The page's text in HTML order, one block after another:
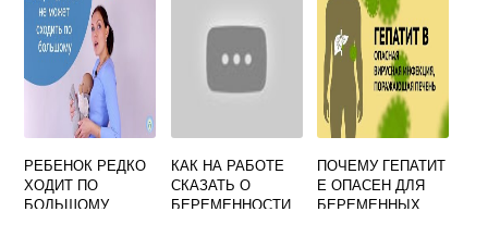
СОВЕТЫ
РОДИТЕЛЯМ.
РЕБЕНОК РЕДКО
ХОДИТ ПО
БОЛЬШОМУ
КАК НА РАБОТЕ
СКАЗАТЬ О
БЕРЕМЕННОСТИ
ПОЧЕМУ ГЕПАТИТ
Е ОПАСЕН ДЛЯ
БЕРЕМЕННЫХ